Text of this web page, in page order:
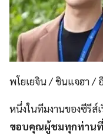
พโยเยจิน / ชินแจฮา /
หนึ่งในทีมงานของซีรีส์
ขอบคุณผู้ชมทุกท่านที่